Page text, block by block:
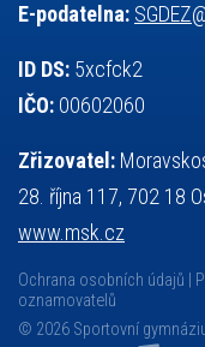
E-podatelna:
ID DS: 5xcfck2
IČO: 00602060
Zřizovatel:
28. října 117, 702 18
www.msk.cz
Ochrana osobních údajů
oznamovatelů
© 2026 Sportovní